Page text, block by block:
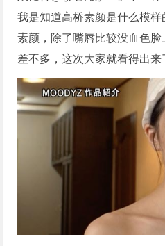
我是知道高桥素颜是什么模
素颜，除了嘴唇比较没血色
差不多，这次大家就看得出来